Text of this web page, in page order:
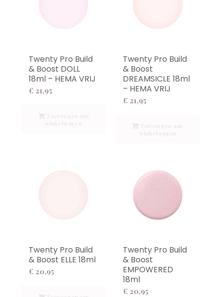
Twenty Pro Build
& Boost DOLL
18ml – HEMA VRIJ
€ 21,95
Twenty Pro Build
& Boost
DREAMSICLE 18ml
– HEMA VRIJ
€ 21,95
Twenty Pro Build
& Boost ELLE 18ml
€ 20,95
Twenty Pro Build
& Boost
EMPOWERED
18ml
€ 20,95